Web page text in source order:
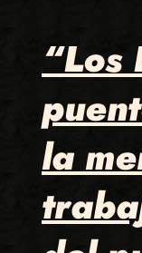
“Los
la